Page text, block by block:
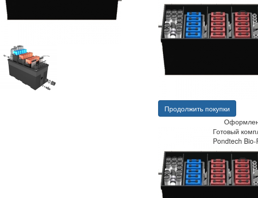
Продолжить покупки
Готовый
Pondtech